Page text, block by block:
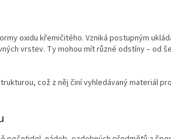
oxidu křemičitého. Vzniká postupným
vrstev. Ty mohou mít různé odstíny – od
což z něj činí vyhledávaný materiál